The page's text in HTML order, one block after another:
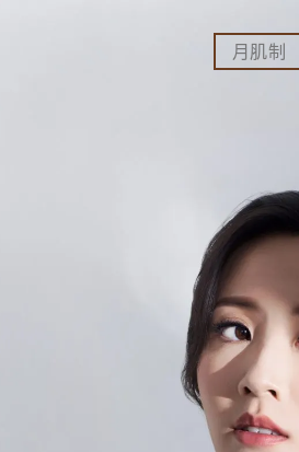
月肌制